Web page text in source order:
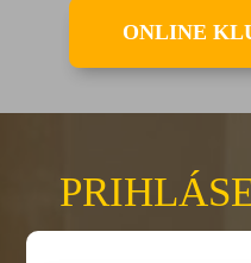
ONLINE